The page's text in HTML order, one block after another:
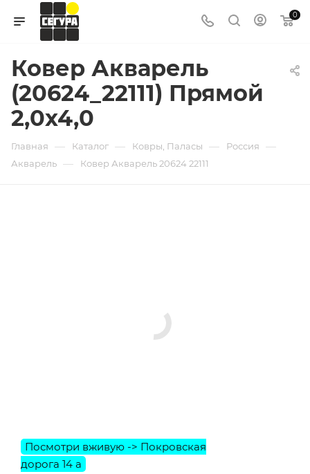
0
Ковер Акварель
(20624_22111) Прямой
2,0х4,0
Главная — Каталог — Ковры, Паласы — Россия —
Акварель — Ковер Акварель 20624 22111